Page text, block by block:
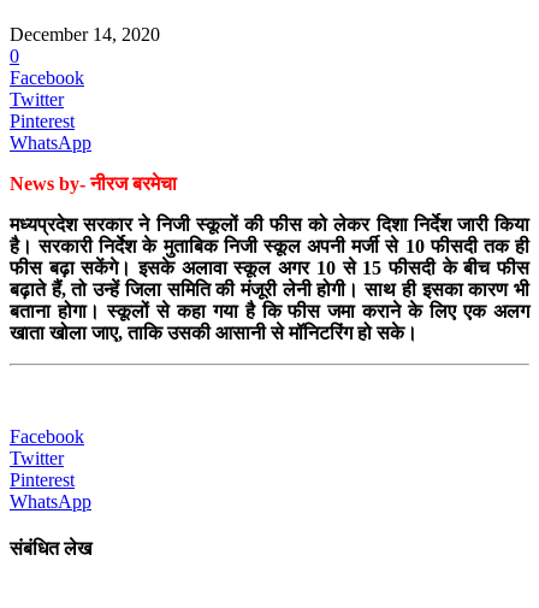
December 14, 2020
0
Facebook
Twitter
Pinterest
WhatsApp
News by- नीरज बरमेचा
मध्यप्रदेश सरकार ने निजी स्कूलों की फीस को लेकर दिशा निर्देश जारी किया
है। सरकारी निर्देश के मुताबिक निजी स्कूल अपनी मर्जी से 10 फीसदी तक ही
फीस बढ़ा सकेंगे। इसके अलावा स्कूल अगर 10 से 15 फीसदी के बीच फीस
बढ़ाते हैं, तो उन्हें जिला समिति की मंजूरी लेनी होगी। साथ ही इसका कारण भी
बताना होगा। स्कूलों से कहा गया है कि फीस जमा कराने के लिए एक अलग
खाता खोला जाए, ताकि उसकी आसानी से मॉनिटरिंग हो सके।
Facebook
Twitter
Pinterest
WhatsApp
संबंधित लेख